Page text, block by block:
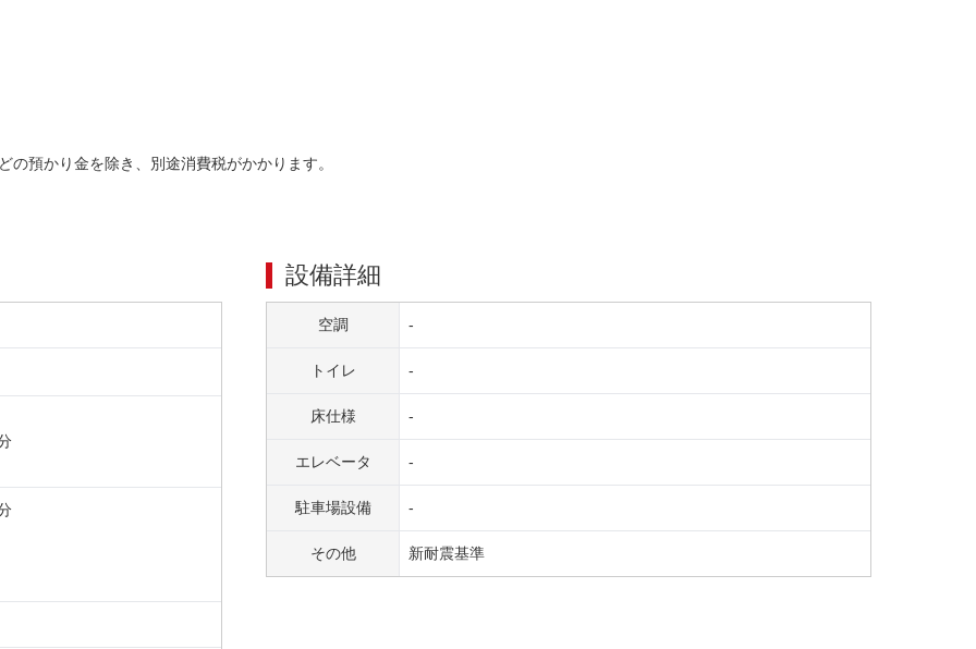
預かり金を除き、別途消費税がかかります。
設備詳細
空調 -
トイレ -
床仕様 -
エレベータ -
駐車場設備 -
その他 新耐震基準